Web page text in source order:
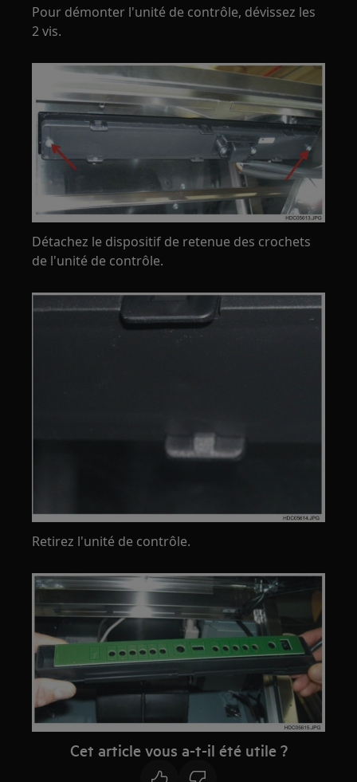
Pour démonter l'unité de contrôle, dévissez les
2 vis.
Détachez le dispositif de retenue des crochets
de l'unité de contrôle.
Retirez l'unité de contrôle.
Cet article vous a-t-il été utile ?